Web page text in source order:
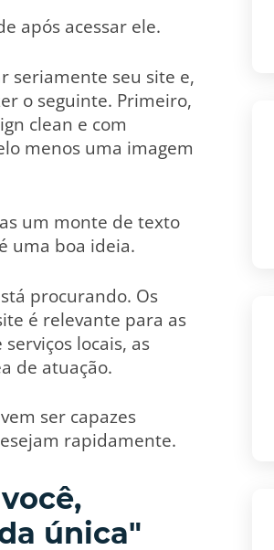
após acessar ele.
seriamente seu site e,
o seguinte. Primeiro,
clean e com
menos uma imagem
um monte de texto
uma boa ideia.
procurando. Os
é relevante para as
locais, as
de atuação.
ser capazes
rapidamente.
única"